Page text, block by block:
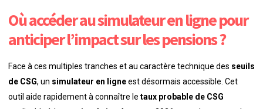
Où accéder au simulateur en ligne pour
anticiper l’impact sur les pensions ?
Face à ces multiples tranches et au caractère technique des seuils
de CSG, un simulateur en ligneest désormais accessible. Cet
outil aide rapidement à connaître le taux probable de CSG